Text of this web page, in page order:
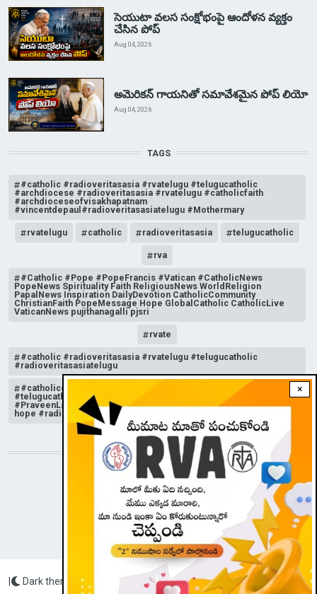
×
సెయుటా వలస సంక్షోభంపై ఆందోళన వ్యక్తం
చేసిన పోప్
Aug 04, 2026
అమెరికన్ గాయనితో సమావేశమైన పోప్ లియో
Aug 04, 2026
TAGS
#catholic #radioveritasasia #rvatelugu #telugucatholic
#archdiocese #radioveritasasia #rvatelugu #catholicfaith
#archdioceseofvisakhapatnam
#vincentdepaul#radioveritasasiatelugu #Mothermary
rvatelugu catholic radioveritasasia telugucatholic
rva
#Catholic #Pope #PopeFrancis #Vatican #CatholicNews
PopeNews Spirituality Faith ReligiousNews WorldReligion
PapalNews Inspiration DailyDevotion CatholicCommunity
ChristianFaith PopeMessage Hope GlobalCatholic CatholicLive
VaticanNews pujithanagalli pjsri
rvate
#catholic #radioveritasasia #rvatelugu #telugucatholic
#radioveritasasiatelugu
#catholicchurchnews #catholictelugu #telugucatholic
#telugucatholicchurch #radioveritasasia #rvatelugu
#PraveenLakkisetti #reflection #advent #christmas #messageof
hope #radioveritas #rvatelugu #viral #insta
STAY CONNECTED WITH US!
Dark theme